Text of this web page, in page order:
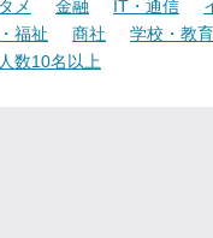
メ
金融 IT・通信
福祉
商社 学校・教育
数10名以上